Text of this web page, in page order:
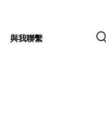
與我聯繫